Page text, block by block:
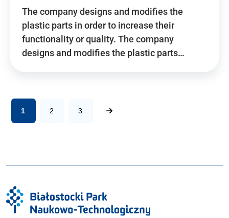
The company designs and modifies the
plastic parts in order to increase their
functionality or quality. The company
designs and modifies the plastic parts…
1 2 3